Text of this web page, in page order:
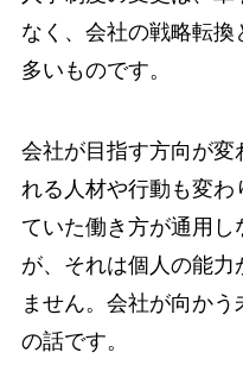
なく、会社の戦略転
多いものです。
会社が目指す方向が変
れる人材や行動も変
ていた働き方が通用
が、それは個人の能力
ません。会社が向か
の話です。